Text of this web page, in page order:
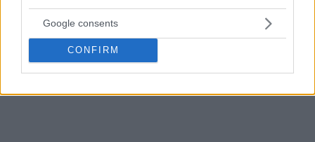
Google consents
CONFIRM